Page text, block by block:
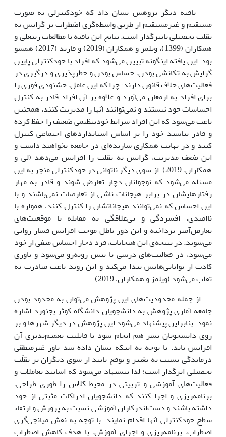
یافته دیگر پژوهش نشان داد که خودکنترلی به صورت
مستقیم و غیرمستقیم از طریق واسطه‌گری اضطراب بر گرایش به
تقلب تحصیلی تاثیرگذار است. نتایج این یافته با مطالعات زینعلی و
همکاران (1399)، ویلمز و همکاران (2019) و فارید (2017) همسو
بود. این یافته اینگونه تبیین می‌شود که افراد با خودکنترلی پایین
گرایش به تکانشی بودن، حساس بودن و خطرپذیری و درگیری در
فعالیت‌های خلاف قانون دارند؛ چرا که این عامل، خشنودی فوری را
برای افراد به ارمغان می‌آورد و علاوه بر آن افراد قادر به کنترل
احساسات خود نیستند و نمی‌توانند آنها را مدیریت کنند، همچنین
باعث می‌شود که این افراد شرایط خودتنظیمی ضعیف را حفظ کرده
و قادر نباشند خود را بر اساس استانداردهای اجتماعی کنترل
کنند و در نهایت همکاری سازنده‌ای در جامعه نخواهند داشت و
این ضعف مدیریت، گرایش به تقلب را افزایش می‌دهد (لی و
همکاران، 2019). از سوی دیگر ناتوانی در خودکنترلی منجر به این
مسئله می‌شود که نوجوانان دچار تعارض شوند و قادر به مهار
رفتارهایشان در برابر هیجانات ناشی از تعارضات نمی‌باشند و با
این احساس که نمی‌توانند هیجاناتشان را کنترل کنند، همواره با
ناامیدی، افسردگی و بی‌علاقگی به مقابله با موقعیت‌های
تعارض‌آمیز پرداخته و این دور باطل موجب افزایش فشار روانی
می‌شوند. در نتیجه‌ی این هیجانات، فرد دچار احساس منفی از خود
می‌شود، در فعالیت‌های درسی با تنش روبه‌رو می‌شود و باوری
کاذب از توانایی‌هایش پیدا می‌کند و این روند باعث مبادرت به
تقلب می‌شود (ویلمز و همکاران، 2019).
از جمله محدودیت‌های این پژوهش می‌توان به محدود بودن
جامعه آماری پژوهش به دانشجویان دانشگاه کوثر بجنورد اشاره
نمود. بنابراین پیشنهاد می‌شود این پژوهش در دیگر شهرها و بر
روی دانشجویان پسر هم انجام شود تا قابلیت تعمیم‌پذیری آن
افزایش یابد. با توجه به اینکه نشان داده شد باور غیرمنطقی
درماندگی نسبت به تغییر و توقع تایید از سوی دیگران بر تقلّب
تحصیلی اثرگذار است؛ لذا پیشنهاد می‌شود که اساتید تعاملات و
فعالیت‌های آموزشی و تربیتی در محیط کلاس را طوری طراحی،
برنامه‌ریزی و اجرا کنند که دانشجویان ادراکات مثبتی از خود
داشته باشند و دست‌اندرکاران آموزشی نسبت به پرورش و ارتقاء
سطح خودکنترلی آنها اقدام نمایند. با توجه به نقش میانجی‌گری
اضطراب، برنامه‌ریزی و اجرای آموزش، با هدف کاهش اضطراب